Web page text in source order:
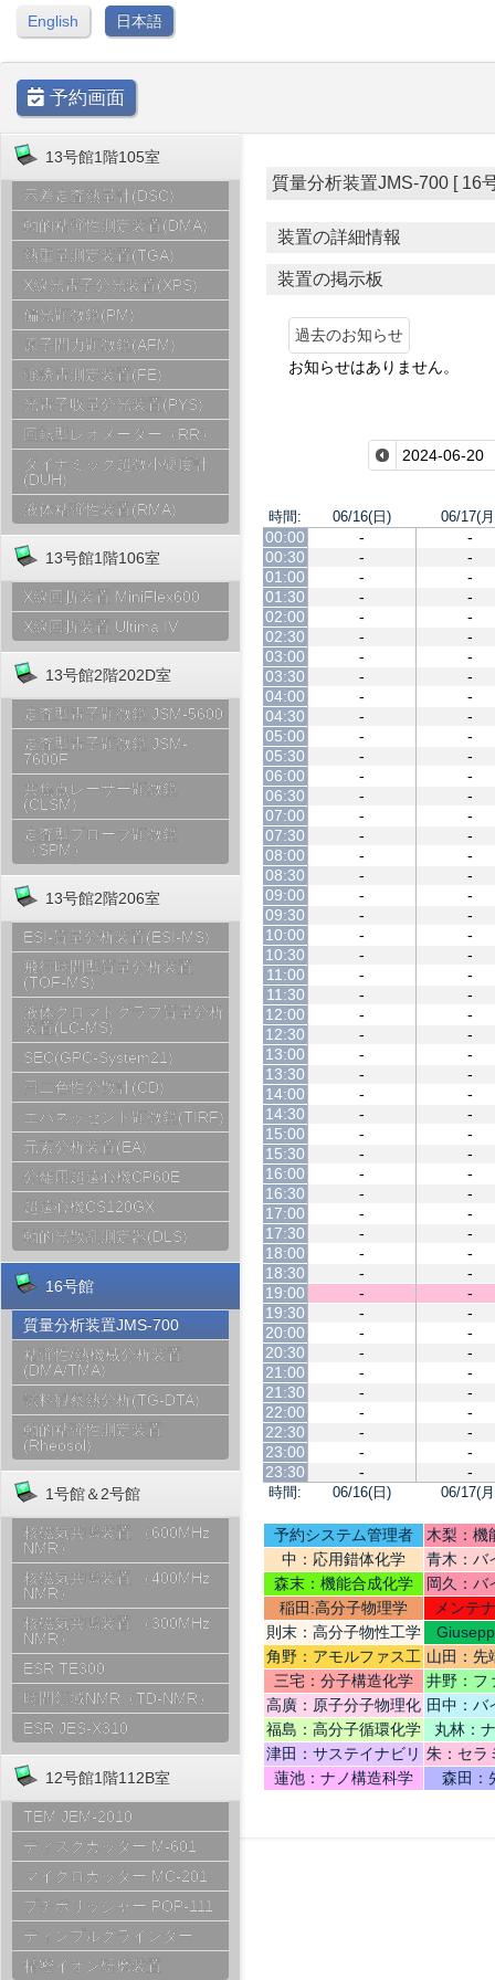
English 日本語
予約画面
13号館1階105室
示差走査熱量計(DSC)
動的粘弾性測定装置(DMA)
熱重量測定装置(TGA)
X線光電子分光装置(XPS)
偏光顕微鏡(PM)
原子間力顕微鏡(AFM)
強誘電測定装置(FE)
光電子収量分光装置(PYS)
回転型レオメーター（RR）
ダイナミック超微小硬度計
(DUH)
液体粘弾性装置(RMA)
13号館1階106室
X線回折装置 MiniFlex600
X線回折装置 Ultima IV
13号館2階202D室
走査型電子顕微鏡 JSM-5600
走査型電子顕微鏡 JSM-
7600F
共焦点レーザー顕微鏡
(CLSM)
走査型プローブ顕微鏡
（SPM）
13号館2階206室
ESI-質量分析装置(ESI-MS)
飛行時間型質量分析装置
(TOF-MS)
液体クロマトグラフ質量分析
装置(LC-MS)
SEC(GPC-System21)
円二色性分散計(CD)
エバネッセント顕微鏡(TIRF)
元素分析装置(EA)
分離用超遠心機CP60E
超遠心機CS120GX
動的光散乱測定器(DLS)
16号館
質量分析装置JMS-700
粘弾性/熱機械分析装置
(DMA/TMA)
試料観察熱分析(TG-DTA)
動的粘弾性測定装置
(Rheosol)
1号館＆2号館
核磁気共鳴装置 （600MHz
NMR）
核磁気共鳴装置 （400MHz
NMR）
核磁気共鳴装置 （300MHz
NMR）
ESR TE300
時間領域NMR（TD-NMR）
ESR JES-X310
12号館1階112B室
TEM JEM-2010
ディスクカッター M-601
マイクロカッター MC-201
プチポリッシャー POP-111
ディンプルグラインダー
精密イオン研磨装置
質量分析装置JMS-700 [ 16
装置の詳細情報
装置の掲示板
過去のお知らせ
お知らせはありません。
時間: 06/16(日) 06/17(
時間: 06/16(日) 06/17(
00:00 -
-
00:30
-
-
01:00
-
-
01:30
-
-
02:00
-
-
02:30
-
-
03:00
-
-
03:30
-
-
04:00
-
-
04:30
-
-
05:00
-
-
05:30
-
-
06:00
-
-
06:30
-
-
07:00
-
-
07:30
-
-
08:00
-
-
08:30
-
-
09:00
-
-
09:30
-
-
10:00
-
-
10:30
-
-
11:00
-
-
11:30
-
-
12:00
-
-
12:30
-
-
13:00
-
-
13:30
-
-
14:00
-
-
14:30
-
-
15:00
-
-
15:30
-
-
16:00
-
-
16:30
-
-
17:00
-
-
17:30
-
-
18:00
-
-
18:30
-
-
19:00
-
-
19:30
-
-
20:00
-
-
20:30
-
-
21:00
-
-
21:30
-
-
22:00
-
-
22:30
-
-
23:00
-
-
23:30
- -
予約システム管理者
木梨：機
中：応用錯体化学
青木：バ
テリ
森末：機能合成化学
岡久：バ
稲田:高分子物理学
メンテ
則末：高分子物性工学
角野：アモルファス工
学
山田：先
機
三宅：分子構造化学
井野：フ
高廣：原子分子物理化
学
田中：バ
福島：高分子循環化学
丸林：
津田：サステイナビリ
ティデザイン
朱：セラ
蓮池：ナノ構造科学
森田：